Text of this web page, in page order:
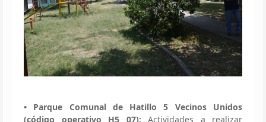
• Parque Comunal de Hatillo 5 Vecinos Unidos
(código operativo H5 07): Actividades a realizar